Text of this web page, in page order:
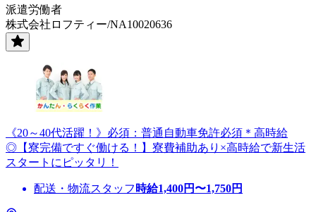
派遣労働者
株式会社ロフティー/NA10020636
《20～40代活躍！》必須：普通自動車免許必須＊高時給
◎【寮完備ですぐ働ける！】寮費補助あり×高時給で新生活
スタートにピッタリ！
配送・物流スタッフ 時給1,400円〜1,750円